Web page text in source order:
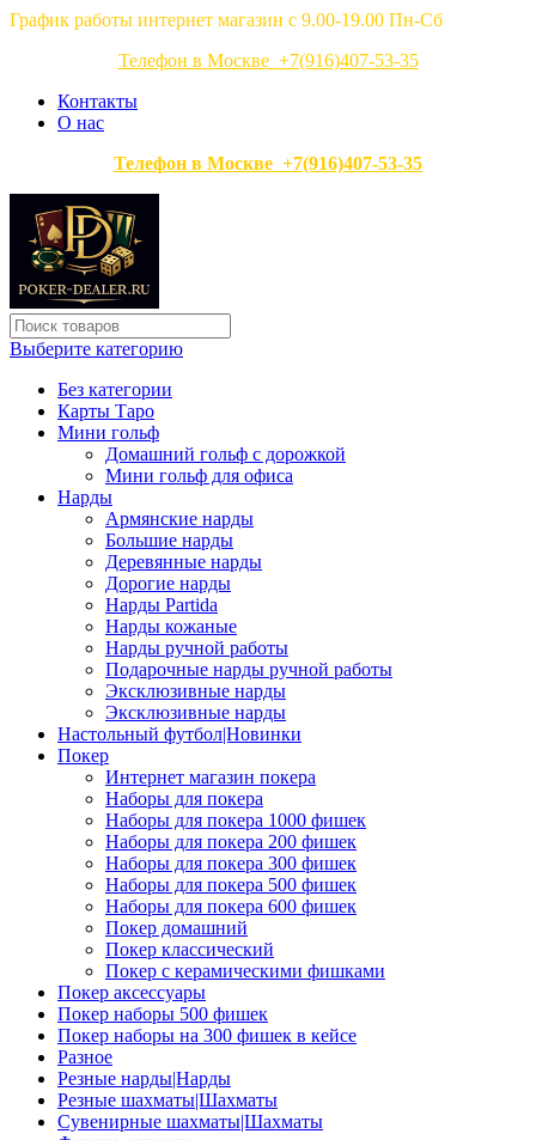
График работы интернет магазин с 9.00-19.00 Пн-Сб
Телефон в Москве +7(916)407-53-35
Контакты
О нас
Телефон в Москве +7(916)407-53-35
Выберите категорию
Без категории
Карты Таро
Мини гольф
Домашний гольф с дорожкой
Мини гольф для офиса
Нарды
Армянские нарды
Большие нарды
Деревянные нарды
Дорогие нарды
Нарды Partida
Нарды кожаные
Нарды ручной работы
Подарочные нарды ручной работы
Эксклюзивные нарды
Эксклюзивные нарды
Настольный футбол|Новинки
Покер
Интернет магазин покера
Наборы для покера
Наборы для покера 1000 фишек
Наборы для покера 200 фишек
Наборы для покера 300 фишек
Наборы для покера 500 фишек
Наборы для покера 600 фишек
Покер домашний
Покер классический
Покер с керамическими фишками
Покер аксессуары
Покер наборы 500 фишек
Покер наборы на 300 фишек в кейсе
Разное
Резные нарды|Нарды
Резные шахматы|Шахматы
Сувенирные шахматы|Шахматы